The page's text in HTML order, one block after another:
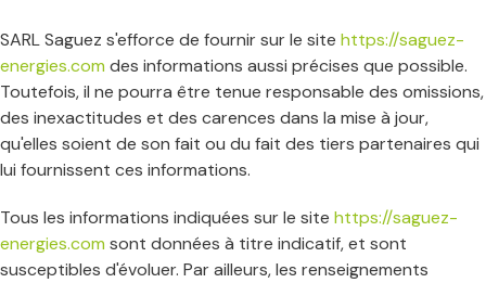
SARL Saguez s'efforce de fournir sur le site https://saguez-
energies.com des informations aussi précises que possible.
Toutefois, il ne pourra être tenue responsable des omissions,
des inexactitudes et des carences dans la mise à jour,
qu'elles soient de son fait ou du fait des tiers partenaires qui
lui fournissent ces informations.
Tous les informations indiquées sur le site https://saguez-
energies.com sont données à titre indicatif, et sont
susceptibles d'évoluer. Par ailleurs, les renseignements